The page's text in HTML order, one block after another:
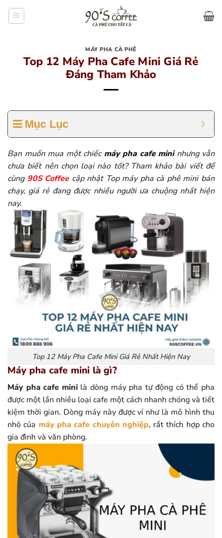
MÁY PHA CÀ PHÊ
Top 12 Máy Pha Cafe Mini Giá Rẻ
Đáng Tham Khảo
Mục Lục
Bạn muốn mua một chiếc máy pha cafe mininhưng vẫn
chưa biết nên chọn loại nào tốt? Tham khảo bài viết để
cùng 90S Coffeecập nhật Top máy pha cà phê mini bán
chạy, giá rẻ đang được nhiều người ưa chuộng nhất hiện
nay.
Top 12 Máy Pha Cafe Mini Giá Rẻ Nhất Hiện Nay
Máy pha cafe mini là gì?
Máy pha cafe minilà dòng máy pha tự động có thể pha
được một lần nhiều loại cafe một cách nhanh chóng và tiết
kiệm thời gian. Dòng máy này được ví như là mô hình thu
nhỏ của máy pha cafe chuyên nghiệp, rất thích hợp cho
gia đình và văn phòng.